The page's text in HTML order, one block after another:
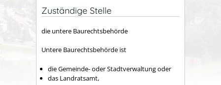
Zuständige Stelle
die untere Baurechtsbehörde
Untere Baurechtsbehörde ist
die Gemeinde- oder Stadtverwaltung oder
das Landratsamt,